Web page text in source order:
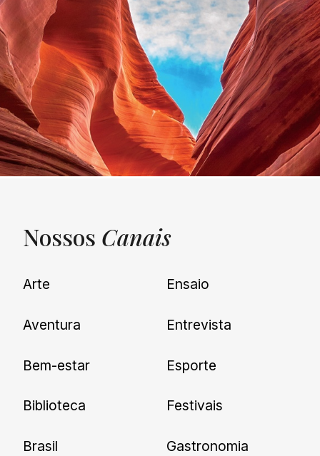
UNQUIET
Newsletter
nossas novidades.
Nossos Canais
Arte
Aventura
Bem-estar
Biblioteca
Brasil
Ensaio
Entrevista
Esporte
Festivais
Gastronomia